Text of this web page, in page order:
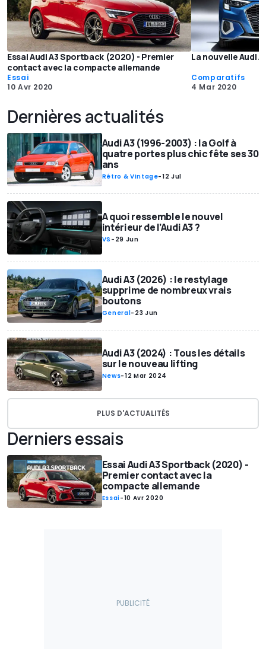
Essai Audi A3 Sportback (2020) - Premier
contact avec la compacte allemande
Essai
10 Avr 2020
La nouvelle Audi
Comparatifs
4 Mar 2020
Dernières actualités
Audi A3 (1996-2003) : la Golf à
quatre portes plus chic fête ses 30
ans
Rétro & Vintage-12 Jul
A quoi ressemble le nouvel
intérieur de l’Audi A3 ?
VS - 29 Jun
Audi A3 (2026) : le restylage
supprime de nombreux vrais
boutons
General- 23 Jun
Audi A3 (2024) : Tous les détails
sur le nouveau lifting
News-12 Mar 2024
PLUS D'ACTUALITÉS
Derniers essais
Essai Audi A3 Sportback (2020) -
Premier contact avec la
compacte allemande
Essai-10 Avr 2020